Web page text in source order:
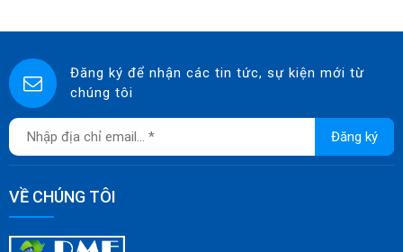
SINGAFLEX
DKM
JOKWANG
HAWKS
ZETKAMA
Đăng ký để nhận các tin tức, sự kiện mới từ
chúng tôi
Đăng ký
VỀ CHÚNG TÔI